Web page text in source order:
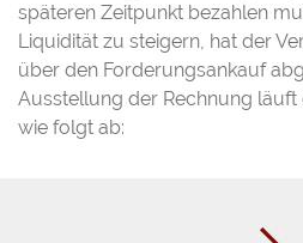
späteren Zeitpunkt bezahlen
Liquidität zu steigern, hat der
über den Forderungsankauf
Ausstellung der Rechnung
wie folgt ab: